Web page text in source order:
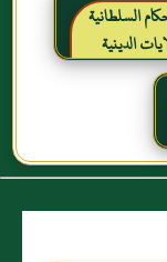
السلطانية
الدينية